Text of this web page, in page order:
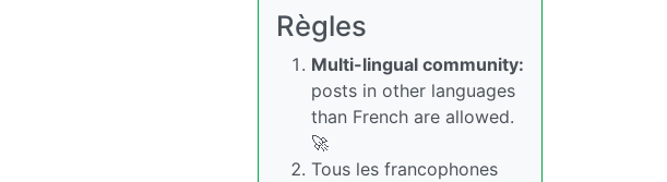
Règles
Multi-lingual community:
posts in other languages
than French are allowed.
🚀
Tous les francophones